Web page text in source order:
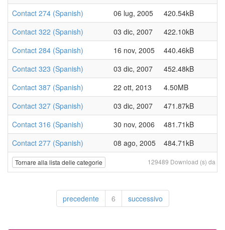
Contact 274 (Spanish)
06 lug, 2005
420.54kB
Contact 322 (Spanish)
03 dic, 2007
422.10kB
Contact 284 (Spanish)
16 nov, 2005
440.46kB
Contact 323 (Spanish)
03 dic, 2007
452.48kB
Contact 387 (Spanish)
22 ott, 2013
4.50MB
Contact 327 (Spanish)
03 dic, 2007
471.87kB
Contact 316 (Spanish)
30 nov, 2006
481.71kB
Contact 277 (Spanish)
08 ago, 2005 484.71kB
Tornare alla lista delle categorie 129489 Download (s) da
precedente 6 successivo